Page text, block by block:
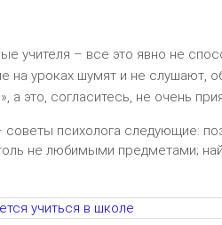
учителя – все это явно не
на уроках шумят и не слушают,
а это, согласитесь, не очень
советы психолога следующие:
не любимыми предметами;